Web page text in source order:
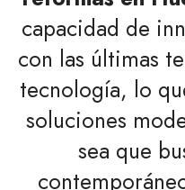
capacidad de
con las últimas
tecnología, lo
soluciones
sea que